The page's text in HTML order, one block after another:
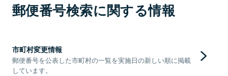
郵便番号検索に関する情報
市町村変更情報
郵便番号を公表した市町村の一覧を実施日の新しい順に掲載
しています。